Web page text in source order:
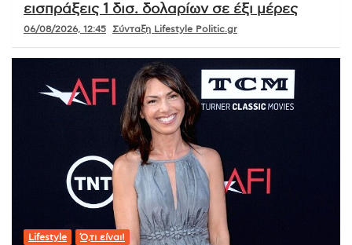
εισπράξεις 1 δισ. δολαρίων σε έξι μέρες
06/08/2026, 12:45 Σύνταξη Lifestyle Politic.gr
Lifestyle Ό,τι είναι!